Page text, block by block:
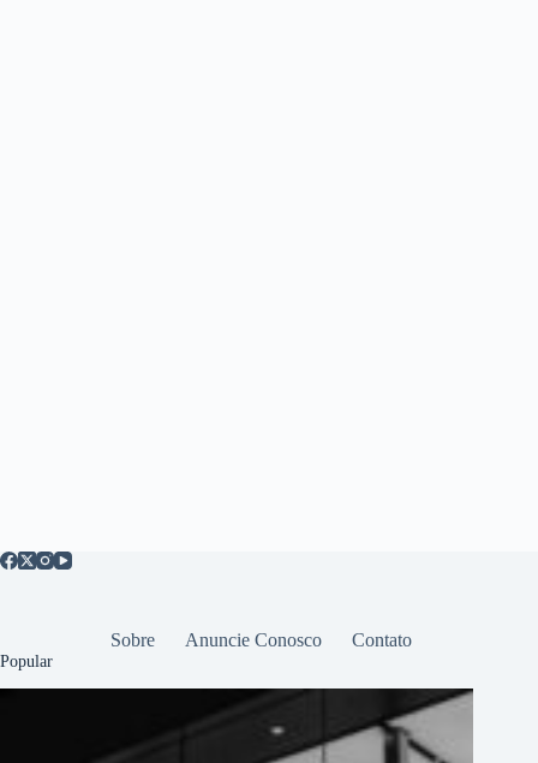
Sobre Anuncie Conosco Contato
Popular